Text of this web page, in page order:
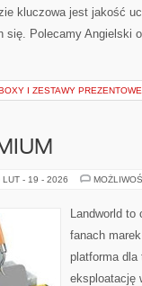
kluczowa jest jakość
Polecamy Angielski
I ZESTAWY PREZENTOWE
LUT - 19 - 2026
Landworld
fanach
platforma dla
eksploatację